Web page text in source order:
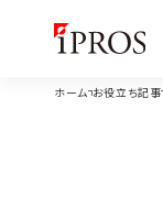
ホーム お役立ち記事